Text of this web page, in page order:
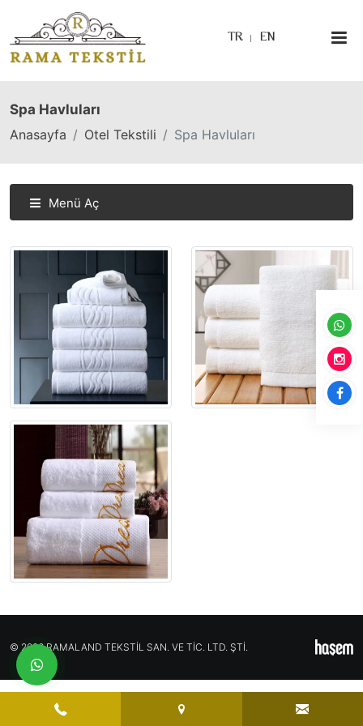
TR EN
Spa Havluları
Anasayfa
Otel Tekstili Spa Havluları
Menü Aç
© 2026 RAMALAND TEKSTİL SAN. VE TİC. LTD. ŞTİ.